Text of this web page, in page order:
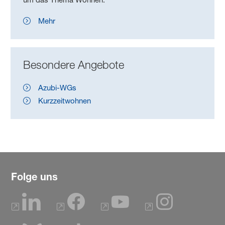
Mehr
Besondere Angebote
Azubi-WGs
Kurzzeitwohnen
Folge uns